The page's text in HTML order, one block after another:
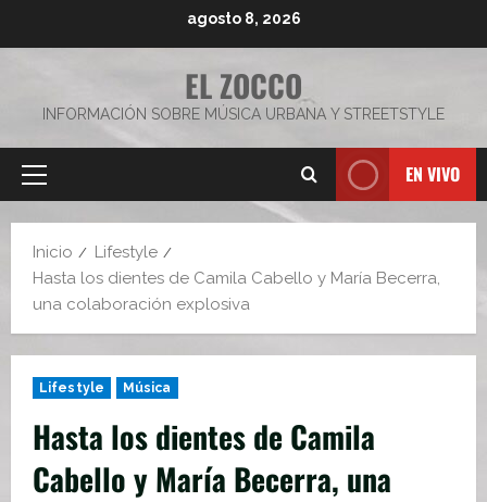
agosto 8, 2026
EL ZOCCO
INFORMACIÓN SOBRE MÚSICA URBANA Y STREETSTYLE
Menú
EN VIVO
Inicio
Lifestyle
Hasta los dientes de Camila Cabello y María Becerra,
una colaboración explosiva
Lifestyle Música
Hasta los dientes de Camila
Cabello y María Becerra, una